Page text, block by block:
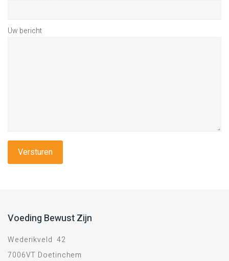
Uw bericht
Voeding Bewust Zijn
Wederikveld 42
7006VT Doetinchem